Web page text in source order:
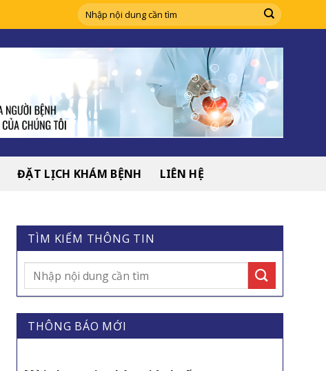
ĐẶT LỊCH KHÁM BỆNH LIÊN HỆ
TÌM KIẾM THÔNG TIN
THÔNG BÁO MỚI